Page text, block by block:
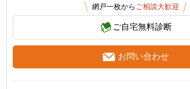
網戸一枚から ご相談大歓迎
ご自宅無料診断
お問い合わせ